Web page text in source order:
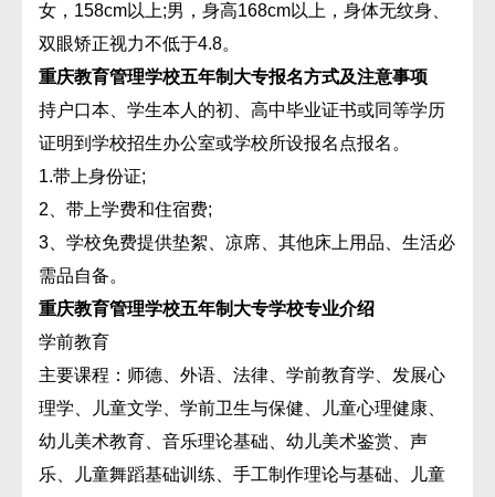
女，158cm以上;男，身高168cm以上，身体无纹身、
双眼矫正视力不低于4.8。
重庆教育管理学校五年制大专报名方式及注意事项
持户口本、学生本人的初、高中毕业证书或同等学历
证明到学校招生办公室或学校所设报名点报名。
1.带上身份证;
2、带上学费和住宿费;
3、学校免费提供垫絮、凉席、其他床上用品、生活必
需品自备。
重庆教育管理学校五年制大专学校专业介绍
学前教育
主要课程：师德、外语、法律、学前教育学、发展心
理学、儿童文学、学前卫生与保健、儿童心理健康、
幼儿美术教育、音乐理论基础、幼儿美术鉴赏、声
乐、儿童舞蹈基础训练、手工制作理论与基础、儿童